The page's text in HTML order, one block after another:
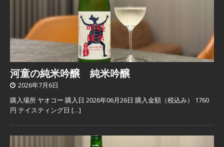
河童の純米吟醸 純米吟醸
2026年7月6日
購入場所 ヤオコー 購入日 2026年06月26日 購入金額（税込み） 1760
円 テイスティング日 […]